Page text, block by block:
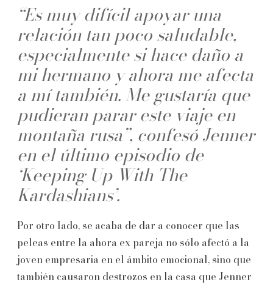
“Es muy difícil apoyar una
relación tan poco saludable,
especialmente si hace daño a
mi hermano y ahora me afecta
a mí también. Me gustaría que
pudieran parar este viaje en
montaña rusa”, confesó Jenner
en el último episodio de
‘Keeping Up With The
Kardashians’.
Por otro lado, se acaba de dar a conocer que las
peleas entre la ahora ex pareja no sólo afectó a la
joven empresaria en el ámbito emocional, sino que
también causaron destrozos en la casa que Jenner